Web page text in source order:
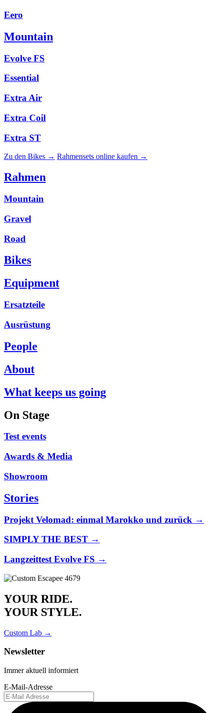
Eero
Mountain
Evolve FS
Essential
Extra Air
Extra Coil
Extra ST
Zu den Bikes → Rahmensets online kaufen →
Rahmen
Mountain
Gravel
Road
Bikes
Equipment
Ersatzteile
Ausrüstung
People
About
What keeps us going
On Stage
Test events
Awards & Media
Showroom
Stories
Projekt Velomad: einmal Marokko und zurück →
SIMPLY THE BEST →
Langzeittest Evolve FS →
YOUR RIDE.
YOUR STYLE.
Custom Lab →
Newsletter
Immer aktuell informiert
E-Mail-Adresse